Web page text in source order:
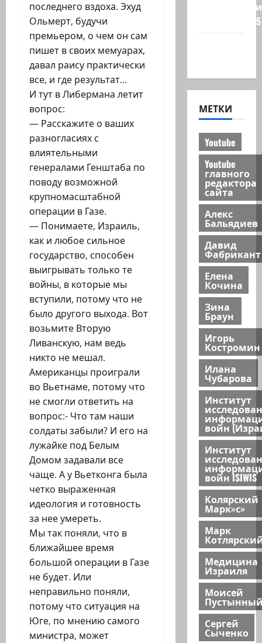
последнего вздоха. Эхуд
Ольмерт, будучи
премьером, о чем он сам
пишет в своих мемуарах,
давал раису практически
все, и где результат…
И тут в Либермана летит
вопрос:
— Расскажите о ваших
разногласиях с
влиятельными
генералами Генштаба по
поводу возможной
крупномасштабной
операции в Газе.
— Понимаете, Израиль,
как и любое сильное
государство, способен
выигрывать только те
войны, в которые мы
вступили, потому что не
было другого выхода. Вот
возьмите Вторую
Ливанскую, нам ведь
никто не мешал.
Американцы проиграли
во Вьетнаме, потому что
не смогли ответить на
вопрос:- Что там наши
солдаты забыли? И его на
лужайке под Белым
Домом задавали все
чаще. А у Вьетконга была
четко выраженная
идеология и готовность
за нее умереть.
Мы так поняли, что в
ближайшее время
большой операции в Газе
не будет. Или
неправильно поняли,
потому что ситуация на
Юге, по мнению самого
министра, может
сайта 2025
МЕТКИ
Youtube
Youtube
главного
редактора
сайта
Алекс
Бальядиев
Давид
Фабрикант
Елена
Кочина
Зина
Браун
Игорь
Костромин
Илана
Чубарова
Институт
войн
Институт
войн ISIWIS
Колярский
Марк»с»
Марк
Медицина
Израиля
Моисей
Сергей
Сыченко